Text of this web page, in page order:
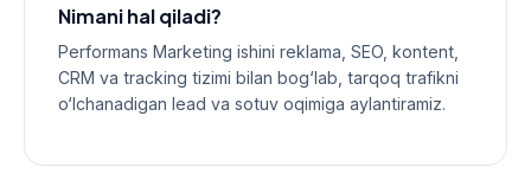
Nimani hal qiladi?
Performans Marketing ishini reklama, SEO, kontent,
CRM va tracking tizimi bilan bog‘lab, tarqoq trafikni
o‘lchanadigan lead va sotuv oqimiga aylantiramiz.